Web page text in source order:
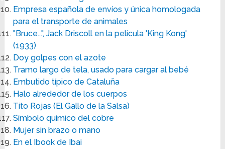
Empresa española de envíos y única homologada
para el transporte de animales
"Bruce...", Jack Driscoll en la película 'King Kong'
(1933)
Doy golpes con el azote
Tramo largo de tela, usado para cargar al bebé
Embutido típico de Cataluña
Halo alrededor de los cuerpos
Tito Rojas (El Gallo de la Salsa)
Símbolo químico del cobre
Mujer sin brazo o mano
En el Ibook de Ibai